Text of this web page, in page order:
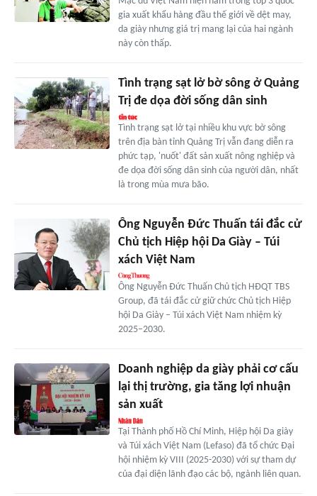
gia xuất khẩu hàng đầu thế giới về dệt may,
da giày nhưng giá trị mang lại của hai ngành
này còn thấp.
Tình trạng sạt lở bờ sông ở Quảng
Trị đe dọa đời sống dân sinh
Tình trạng sạt lở tại nhiều khu vực bờ sông
trên địa bàn tỉnh Quảng Trị vẫn đang diễn ra
phức tạp, 'nuốt' đất sản xuất nông nghiệp và
đe dọa đời sống dân sinh của người dân, nhất
là trong mùa mưa bão.
Ông Nguyễn Đức Thuấn tái đắc cử
Chủ tịch Hiệp hội Da Giày – Túi
xách Việt Nam
Ông Nguyễn Đức Thuấn Chủ tịch HĐQT TBS
Group, đã tái đắc cử giữ chức Chủ tịch Hiệp
hội Da Giày – Túi xách Việt Nam nhiệm kỳ
2025–2030.
Doanh nghiệp da giày phải cơ cấu
lại thị trường, gia tăng lợi nhuận
sản xuất
Tại Thành phố Hồ Chí Minh, Hiệp hội Da giày
và Túi xách Việt Nam (Lefaso) đã tổ chức Đại
hội nhiệm kỳ VIII (2025-2030) với sự tham dự
của đại diện lãnh đạo các bộ, ngành liên quan.